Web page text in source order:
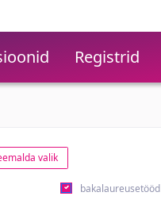
Registrid
valik
bakalaureusetööd